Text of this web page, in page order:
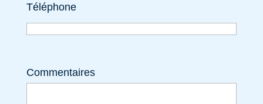
Téléphone
Commentaires